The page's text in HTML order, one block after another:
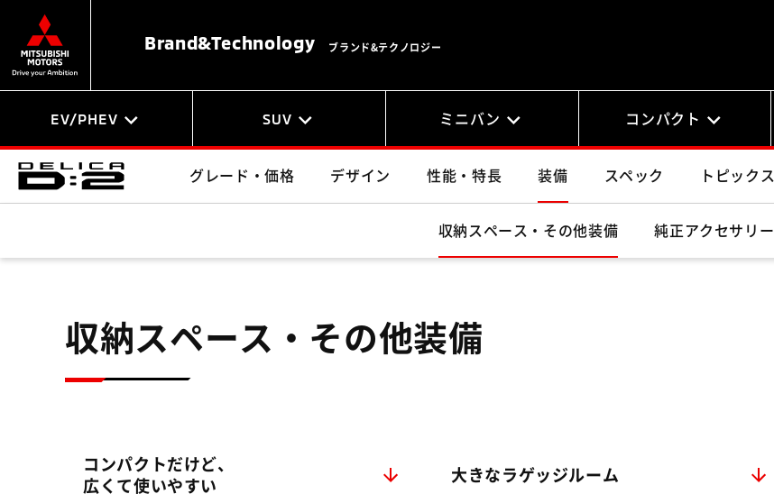
Brand&Technology ブランド&テクノロジー
EV/PHEV SUV ミニバン コンパクト
グレード・価格 デザイン 性能・特長 装備
収納スペース・その他装備 純正アクセサリー
スペック トピックス
収納スペース・その他装備
コンパクトだけど、
広くて使いやすい
大きなラゲッジルーム